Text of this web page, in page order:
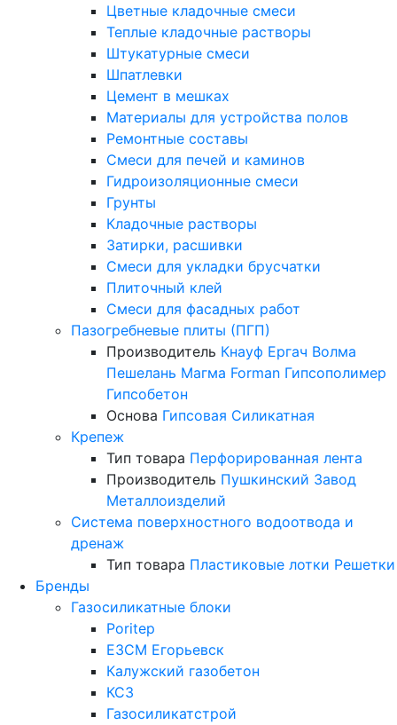
Цветные кладочные смеси
Теплые кладочные растворы
Штукатурные смеси
Шпатлевки
Цемент в мешках
Материалы для устройства полов
Ремонтные составы
Смеси для печей и каминов
Гидроизоляционные смеси
Грунты
Кладочные растворы
Затирки, расшивки
Смеси для укладки брусчатки
Плиточный клей
Смеси для фасадных работ
Пазогребневые плиты (ПГП)
Производитель Кнауф Ергач Волма
Пешелань Магма Forman Гипсополимер
Гипсобетон
Основа Гипсовая Силикатная
Крепеж
Тип товара Перфорированная лента
Производитель Пушкинский Завод
Металлоизделий
Система поверхностного водоотвода и
дренаж
Тип товара Пластиковые лотки Решетки
Бренды
Газосиликатные блоки
Poritep
ЕЗСМ Егорьевск
Калужский газобетон
КСЗ
Газосиликатстрой